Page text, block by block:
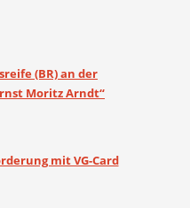
(BR) an der
Moritz Arndt“
mit VG-Card